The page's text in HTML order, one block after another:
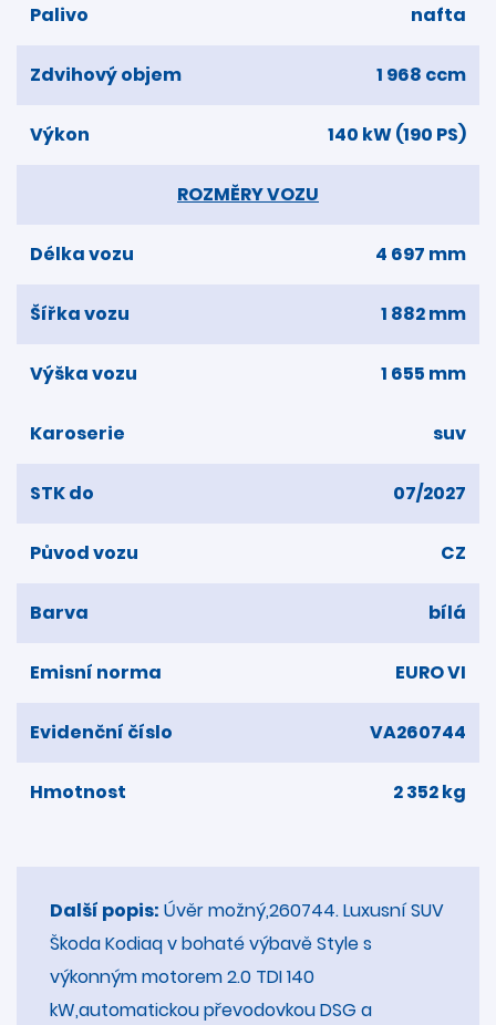
Palivo nafta
Zdvihový objem 1 968 ccm
Výkon 140 kW (190 PS)
ROZMĚRY VOZU
Délka vozu 4 697 mm
Šířka vozu 1 882 mm
Výška vozu 1 655 mm
Karoserie suv
STK do 07/2027
Původ vozu CZ
Barva bílá
Emisní norma EURO VI
Evidenční číslo VA260744
Hmotnost 2 352 kg
Další popis: Úvěr možný,260744. Luxusní SUV
Škoda Kodiaq v bohaté výbavě Style s
výkonným motorem 2.0 TDI 140
kW,automatickou převodovkou DSG a